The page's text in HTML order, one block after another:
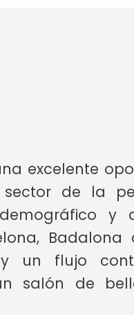
excelente
de la
y
Badalona
y un flujo
salón de